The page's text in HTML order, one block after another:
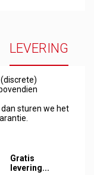
LEVERING
sturen we het
Gratis
levering...